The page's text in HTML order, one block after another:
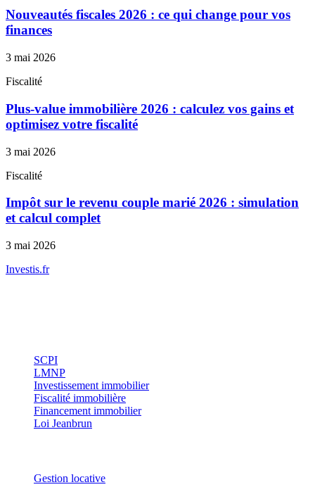
Nouveautés fiscales 2026 : ce qui change pour vos
finances
3 mai 2026
Fiscalité
Plus-value immobilière 2026 : calculez vos gains et
optimisez votre fiscalité
3 mai 2026
Fiscalité
Impôt sur le revenu couple marié 2026 : simulation
et calcul complet
3 mai 2026
Investis.fr
SCPI
LMNP
Investissement immobilier
Fiscalité immobilière
Financement immobilier
Loi Jeanbrun
Gestion locative